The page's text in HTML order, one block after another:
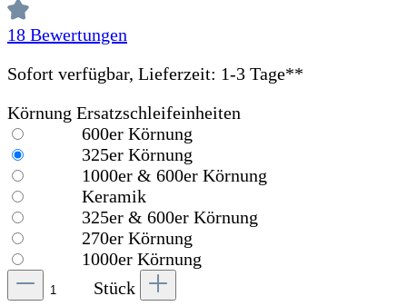
18 Bewertungen
Sofort verfügbar, Lieferzeit: 1-3 Tage**
Körnung Ersatzschleifeinheiten
600er Körnung
325er Körnung
1000er & 600er Körnung
Keramik
325er & 600er Körnung
270er Körnung
1000er Körnung
Stück